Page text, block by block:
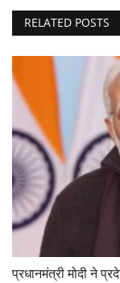
RELATED POSTS
प्रधानमंत्री मोदी ने